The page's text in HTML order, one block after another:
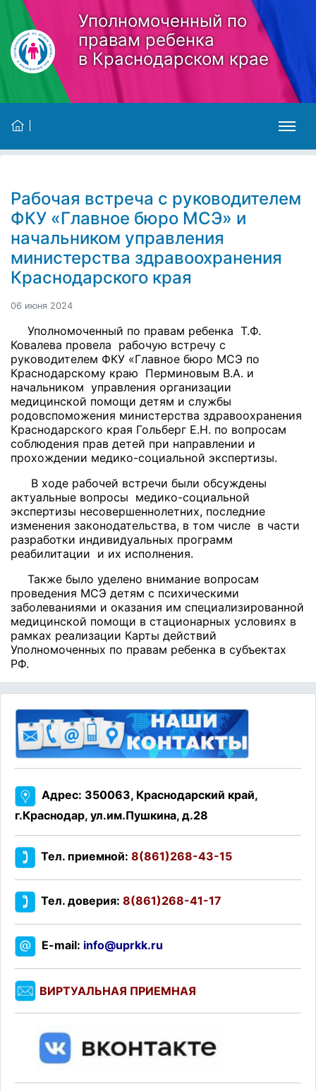
Skip to main content
Уполномоченный по
правам ребенка
в Краснодарском крае
Рабочая встреча с руководителем
ФКУ «Главное бюро МСЭ» и
начальником управления
министерства здравоохранения
Краснодарского края
06 июня 2024
Уполномоченный по правам ребенка Т.Ф.
Ковалева провела рабочую встречу с
руководителем ФКУ «Главное бюро МСЭ по
Краснодарскому краю Перминовым В.А. и
начальником управления организации
медицинской помощи детям и службы
родовспоможения министерства здравоохранения
Краснодарского края Гольберг Е.Н. по вопросам
соблюдения прав детей при направлении и
прохождении медико-социальной экспертизы.
В ходе рабочей встречи были обсуждены
актуальные вопросы медико-социальной
экспертизы несовершеннолетних, последние
изменения законодательства, в том числе в части
разработки индивидуальных программ
реабилитации и их исполнения.
Также было уделено внимание вопросам
проведения МСЭ детям с психическими
заболеваниями и оказания им специализированной
медицинской помощи в стационарных условиях в
рамках реализации Карты действий
Уполномоченных по правам ребенка в субъектах
РФ.
Адрес: 350063, Краснодарский край,
г.Краснодар, ул.им.Пушкина, д.28
Тел. приемной: 8(861)268-43-15
Тел. доверия: 8(861)268-41-17
E-mail: info@uprkk.ru
ВИРТУАЛЬНАЯ ПРИЕМНАЯ